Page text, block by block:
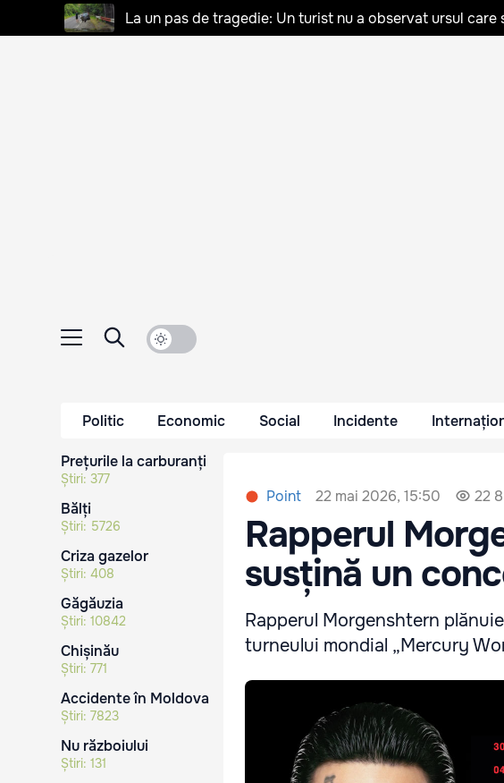
La un pas de tragedie: Un turist nu a observat ursul
Politic Economic Social Incidente
Prețurile la carburanți
Știri: 377
Bălți
Știri: 5726
Criza gazelor
Știri: 408
Găgăuzia
Știri: 10842
Chișinău
Știri: 771
Accidente în Moldova
Știri: 7823
Nu războiului
Știri: 131
Point 22 mai 2026, 15:50 22
Rapperul
susțină un
Rapperul Morgenshtern
turneului mondial „Mercury